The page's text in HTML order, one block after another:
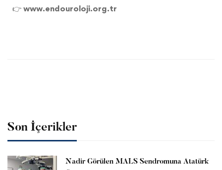
👉 www.endouroloji.org.tr
Son İçerikler
Nadir Görülen MALS Sendromuna Atatürk